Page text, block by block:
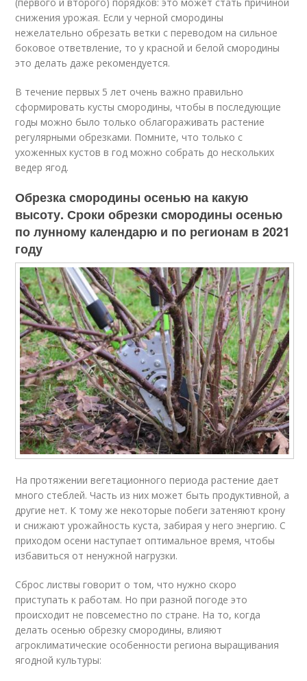
снижения урожая. Если у черной смородины
нежелательно обрезать ветки с переводом на сильное
боковое ответвление, то у красной и белой смородины
это делать даже рекомендуется.
В течение первых 5 лет очень важно правильно
сформировать кусты смородины, чтобы в последующие
годы можно было только облагораживать растение
регулярными обрезками. Помните, что только с
ухоженных кустов в год можно собрать до нескольких
ведер ягод.
Обрезка смородины осенью на какую
высоту. Сроки обрезки смородины осенью
по лунному календарю и по регионам в 2021
году
На протяжении вегетационного периода растение дает
много стеблей. Часть из них может быть продуктивной, а
другие нет. К тому же некоторые побеги затеняют крону
и снижают урожайность куста, забирая у него энергию. С
приходом осени наступает оптимальное время, чтобы
избавиться от ненужной нагрузки.
Сброс листвы говорит о том, что нужно скоро
приступать к работам. Но при разной погоде это
происходит не повсеместно по стране. На то, когда
делать осенью обрезку смородины, влияют
агроклиматические особенности региона выращивания
ягодной культуры: